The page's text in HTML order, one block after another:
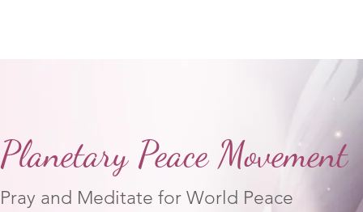
Planetary Peace Movement
Pray and Meditate for World Peace